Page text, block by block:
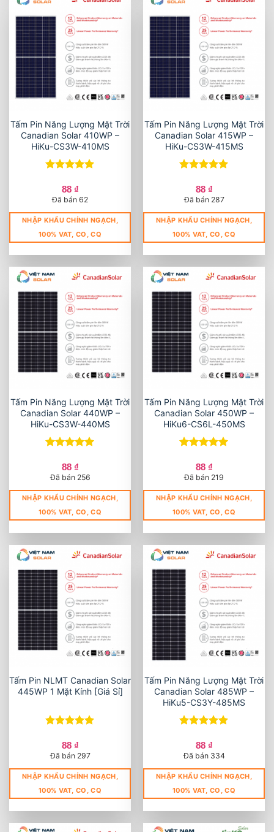
Tấm Pin Năng Lượng Mặt Trời
Canadian Solar 410WP –
HiKu-CS3W-410MS
hạng5 5
sao
88 ₫
Đã bán 62
NHẬP KHẨU CHÍNH NGẠCH,
100% VAT, CO, CQ
Tấm Pin Năng Lượng Mặt Trời
Canadian Solar 415WP –
HiKu-CS3W-415MS
hạng5 5
sao
88 ₫
Đã bán 287
NHẬP KHẨU CHÍNH NGẠCH,
100% VAT, CO, CQ
Tấm Pin Năng Lượng Mặt Trời
Canadian Solar 440WP –
HiKu-CS3W-440MS
hạng5 5
sao
88 ₫
Đã bán 256
NHẬP KHẨU CHÍNH NGẠCH,
100% VAT, CO, CQ
Tấm Pin Năng Lượng Mặt Trời
Canadian Solar 450WP –
HiKu6-CS6L-450MS
hạng5 5
sao
88 ₫
Đã bán 219
NHẬP KHẨU CHÍNH NGẠCH,
100% VAT, CO, CQ
Tấm Pin NLMT Canadian Solar
445WP 1 Mặt Kính [Giá Sỉ]
hạng5 5
sao
88 ₫
Đã bán 297
NHẬP KHẨU CHÍNH NGẠCH,
100% VAT, CO, CQ
Tấm Pin Năng Lượng Mặt Trời
Canadian Solar 485WP –
HiKu5-CS3Y-485MS
hạng5 5
sao
88 ₫
Đã bán 334
NHẬP KHẨU CHÍNH NGẠCH,
100% VAT, CO, CQ